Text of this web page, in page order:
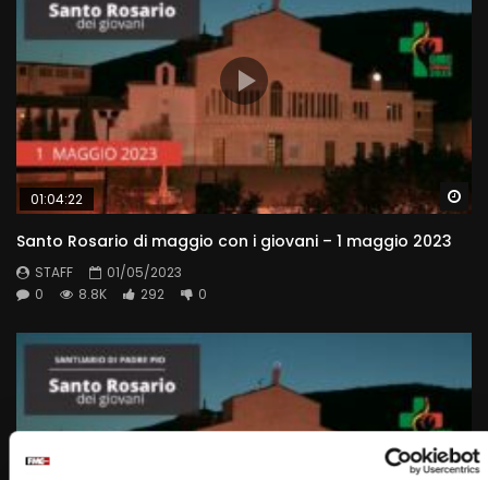
01:04:22
Santo Rosario di maggio con i giovani – 1 maggio 2023
STAFF
01/05/2023
0
8.8K 292 0